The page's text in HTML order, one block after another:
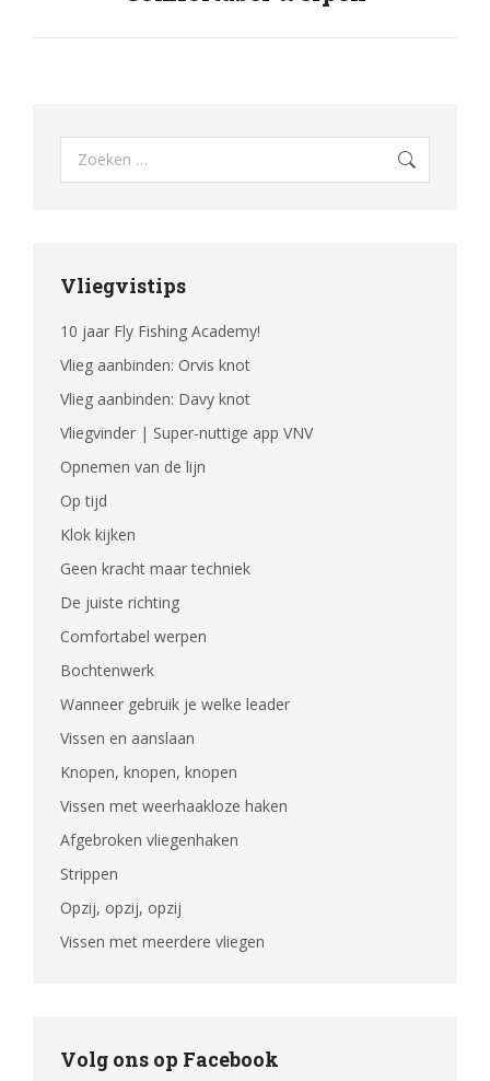
Search:
Vliegvistips
10 jaar Fly Fishing Academy!
Vlieg aanbinden: Orvis knot
Vlieg aanbinden: Davy knot
Vliegvinder | Super-nuttige app VNV
Opnemen van de lijn
Op tijd
Klok kijken
Geen kracht maar techniek
De juiste richting
Comfortabel werpen
Bochtenwerk
Wanneer gebruik je welke leader
Vissen en aanslaan
Knopen, knopen, knopen
Vissen met weerhaakloze haken
Afgebroken vliegenhaken
Strippen
Opzij, opzij, opzij
Vissen met meerdere vliegen
Volg ons op Facebook